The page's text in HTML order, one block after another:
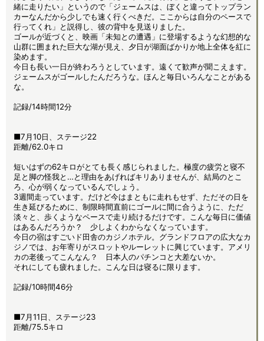
緒に走りたい」というので「ジェームスは、ぼくと違ってトップラン
カーなんだから少しでも速く行くべきだ。ここからは自分のペースで
行ってくれ」と説得し、彼の背中を見送りました。
ゴールが近づくと、映画「未知との遭遇」に登場するような幻想的な
山群に囲まれた巨大な湖が見え、夕日が湖面ばかりか地上全体を紅に
染めます。
今日も長い一日が終わろうとしています。遠くて歓声が聞こえます。
ジェームスがゴールしたんだろうな。ほんと毎日いろんなことがある
な。
記録/14時間12分
■7月10日、ステージ22
距離/62.0キロ
短いはずの62キロがとても長く感じられました。極度の疲労と寝不
足と脚の怪我と…と理由をあげればキリありませんが、結局のとこ
ろ、心が弱くなっているんでしょう。
3週間走っています。だけど今はまともに走れもせず、ただその日を
生き延びるために、制限時間直前にゴールに間に合うように、ただ
淡々と、歩くようなペースで走り続けるだけです。こんな毎日に価値
はあるんだろうか？ 少しよくわからなくなっています。
今日の宿はすごいド田舎のカジノホテル。グランドフロアの広大なカ
ジノでは、お年寄りがスロットやルーレットに興じています。アメリ
カの老後ってこんなん？ 日本人のパチンコと大差ないか。
それにしても疲れました。こんな日は寝るに限ります。
記録/10時間46分
■7月11日、ステージ23
距離/75.5キロ